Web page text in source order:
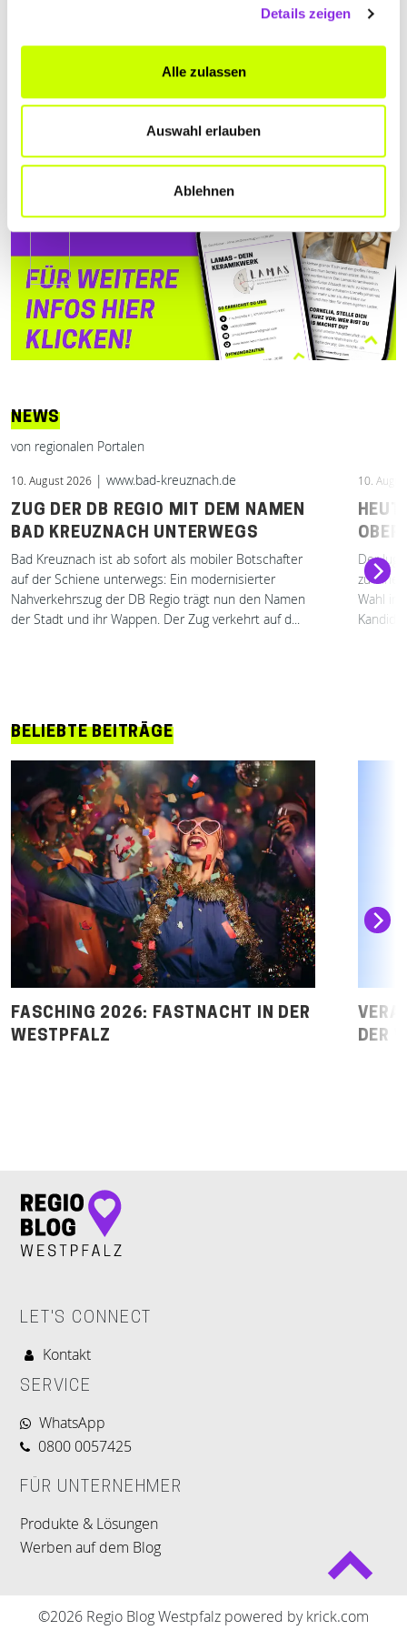
Details zeigen
Alle zulassen
Auswahl erlauben
Ablehnen
NEWS
von regionalen Portalen
10. August 2026 | www.bad-kreuznach.de
ZUG DER DB REGIO MIT DEM NAMEN
BAD KREUZNACH UNTERWEGS
Bad Kreuznach ist ab sofort als mobiler Botschafter
auf der Schiene unterwegs: Ein modernisierter
Nahverkehrszug der DB Regio trägt nun den Namen
der Stadt und ihr Wappen. Der Zug verkehrt auf d...
10.
Der
zu
Wahl in
BELIEBTE BEITRÄGE
FASCHING 2026: FASTNACHT IN DER
WESTPFALZ
DER
LET'S CONNECT
Kontakt
SERVICE
WhatsApp
0800 0057425
FÜR UNTERNEHMER
Produkte & Lösungen
Werben auf dem Blog
©2026 Regio Blog Westpfalz powered by krick.com